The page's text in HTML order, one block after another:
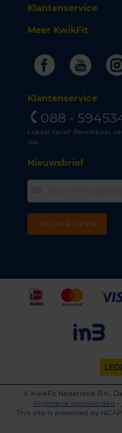
Klantenservice
Meer KwikFit
Facebook
Klantenservice
088 -
Lokaal tarief. Bereikbaar
uur.
Nieuwsbrief
INSCHRIJVEN
©
KwikFit Nederland B.V.,
Algemene voorwaarden •
This site is protected by